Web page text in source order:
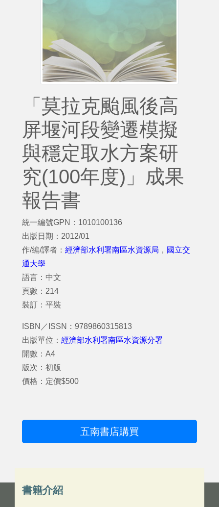
「莫拉克颱風後高
屏堰河段變遷模擬
與穩定取水方案研
究(100年度)」成果
報告書
統一編號GPN：1010100136
出版日期：2012/01
作/編/譯者： 經濟部水利署南區水資源局 ， 國立交
通大學
語言：中文
頁數：214
裝訂：平裝
ISBN／ISSN：9789860315813
出版單位： 經濟部水利署南區水資源分署
開數：A4
版次：初版
價格：定價$500
五南書店購買
書籍介紹